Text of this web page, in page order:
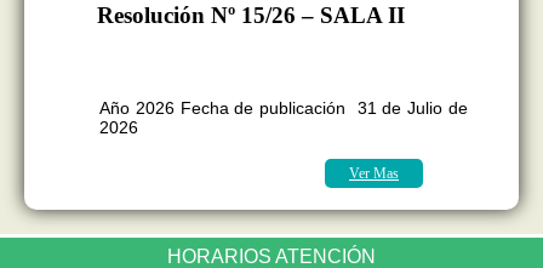
Resolución Nº 15/26 – SALA II
Año 2026 Fecha de publicación 31 de Julio de
2026
Ver Mas
HORARIOS ATENCIÓN